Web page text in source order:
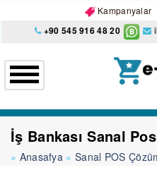
Kampanyalar
+90 545 916 48 20
İş Bankası Sanal Pos
Anasafya Sanal POS